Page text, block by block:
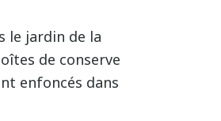
le jardin de la
de conserve
enfoncés dans